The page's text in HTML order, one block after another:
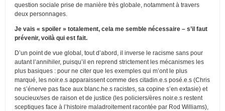
question sociale prise de manière très globale, notamment à travers
deux personnages.
Je vais « spoiler » totalement, cela me semble nécessaire – s’il faut
prévenir, voilà qui est fait.
D’un point de vue global, tout d’abord, il inverse le racisme sans pour
autant l’annihiler, puisqu’il en reprend strictement les mécanismes les
plus basiques : pour ne citer que les exemples qui m’ont le plus
marqué, les noir.e.s apparaissent comme des citadin.e.s posé.e.s (Chris
ne s’énerve pas face aux blanc.he.s racistes, sa copine s’en extasie) et
soucieux/ses de raison et de justice (les policiers/ères noir.e.s restent
sceptiques face à l’histoire maladroitement racontée par Rod Williams),